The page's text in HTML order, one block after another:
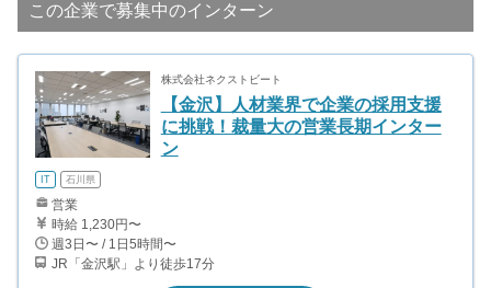
この企業で募集中のインターン
株式会社ネクストビート
【金沢】人材業界で企業の採用支援
に挑戦！裁量大の営業長期インター
ン
IT 石川県
営業
時給 1,230円〜
週3日〜 / 1日5時間〜
JR「金沢駅」より徒歩17分